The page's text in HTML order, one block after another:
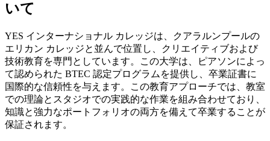
いて
YES インターナショナル カレッジは、クアラルンプールの
エリカン カレッジと並んで位置し、クリエイティブおよび
技術教育を専門としています。この大学は、ピアソンによっ
て認められた BTEC 認定プログラムを提供し、卒業証書に
国際的な信頼性を与えます。この教育アプローチでは、教室
での理論とスタジオでの実践的な作業を組み合わせており、
知識と強力なポートフォリオの両方を備えて卒業することが
保証されます。